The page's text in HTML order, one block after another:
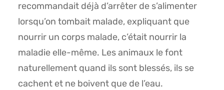
recommandait déjà d’arrêter de s’alimenter
lorsqu’on tombait malade, expliquant que
nourrir un corps malade, c’était nourrir la
maladie elle-même. Les animaux le font
naturellement quand ils sont blessés, ils se
cachent et ne boivent que de l’eau.